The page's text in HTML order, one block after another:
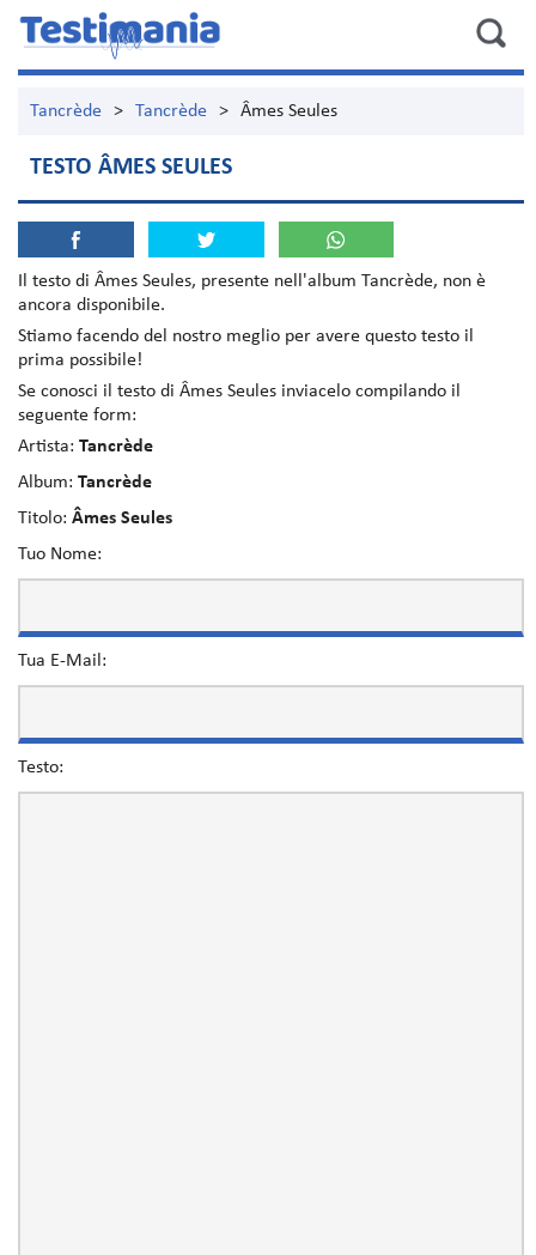
Tancrède > Tancrède > Âmes Seules
TESTO ÂMES SEULES
Il testo di Âmes Seules, presente nell'album Tancrède, non è
ancora disponibile.
Stiamo facendo del nostro meglio per avere questo testo il
prima possibile!
Se conosci il testo di Âmes Seules inviacelo compilando il
seguente form:
Artista: Tancrède
Album: Tancrède
Titolo: Âmes Seules
Tuo Nome:
Tua E-Mail:
Testo: